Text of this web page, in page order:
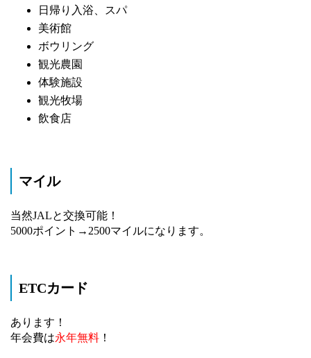
日帰り入浴、スパ
美術館
ボウリング
観光農園
体験施設
観光牧場
飲食店
マイル
当然JALと交換可能！
5000ポイント→2500マイルになります。
ETCカード
あります！
年会費は永年無料 ！